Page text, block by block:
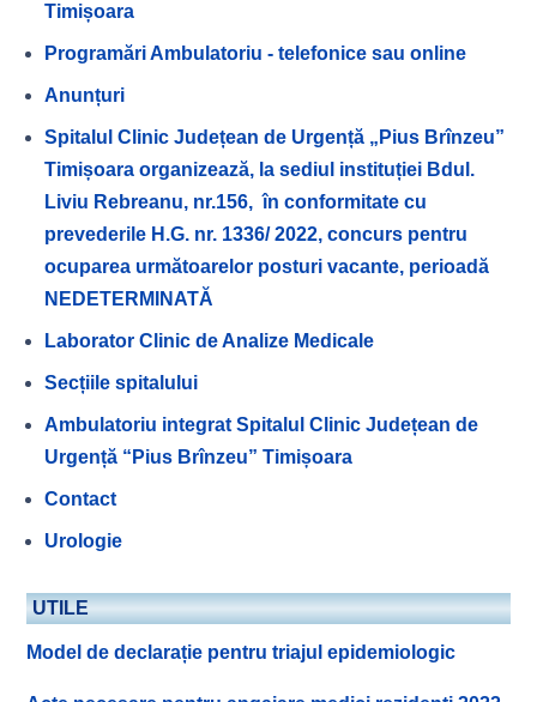
Timișoara
Programări Ambulatoriu - telefonice sau online
Anunțuri
Spitalul Clinic Județean de Urgență „Pius Brînzeu”
Timișoara organizează, la sediul instituției Bdul.
Liviu Rebreanu, nr.156, în conformitate cu
prevederile H.G. nr. 1336/ 2022, concurs pentru
ocuparea următoarelor posturi vacante, perioadă
NEDETERMINATĂ
Laborator Clinic de Analize Medicale
Secțiile spitalului
Ambulatoriu integrat Spitalul Clinic Județean de
Urgență “Pius Brînzeu” Timișoara
Contact
Urologie
UTILE
Model de declarație pentru triajul epidemiologic